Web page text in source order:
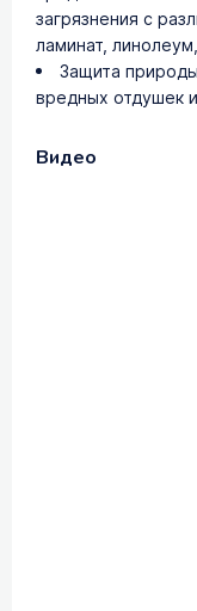
загрязнения с
ламинат,
Защита
вредных отдушек
Видео